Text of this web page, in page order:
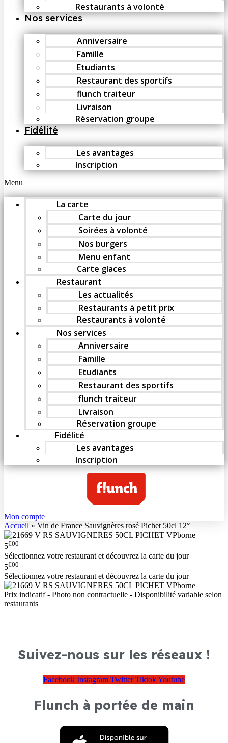
Restaurants à volonté
Nos services
Anniversaire
Famille
Etudiants
Restaurant des sportifs
flunch traiteur
Livraison
Réservation groupe
Fidélité
Les avantages
Inscription
Menu
La carte
Carte du jour
Soirées à volonté
Nos burgers
Menu enfant
Carte glaces
Restaurant
Les actualités
Restaurants à petit prix
Restaurants à volonté
Nos services
Anniversaire
Famille
Etudiants
Restaurant des sportifs
flunch traiteur
Livraison
Réservation groupe
Fidélité
Les avantages
Inscription
Mon compte
Accueil » Vin de France Sauvignères rosé Pichet 50cl 12°
5€00
Sélectionnez votre restaurant et découvrez la carte du jour
5€00
Sélectionnez votre restaurant et découvrez la carte du jour
Prix indicatif - Photo non contractuelle - Disponibilité variable selon
restaurants
Suivez-nous sur les réseaux !
Facebook Instagram Twitter TiktokYoutube
Flunch à portée de main